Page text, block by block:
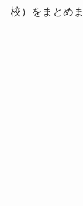
校）をまとめま